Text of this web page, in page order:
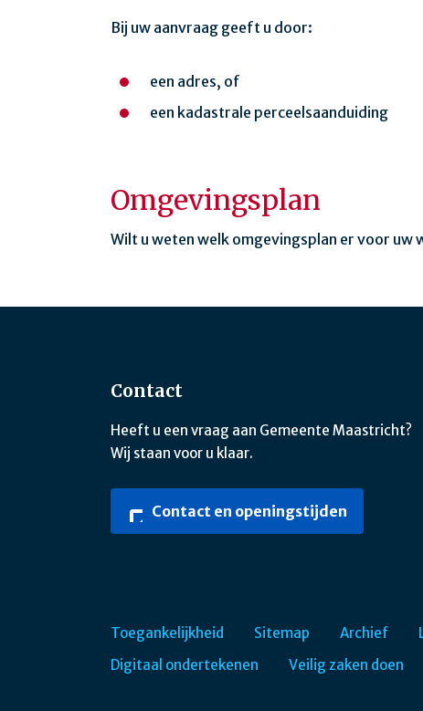
Bij uw aanvraag geeft u door:
een adres, of
een kadastrale perceelsaanduiding
Omgevingsplan
Wilt u weten welk omgevingsplan er voor uw
Contact
Heeft u een vraag aan Gemeente Maastricht?
Wij staan voor u klaar.
Contact en openingstijden
Toegankelijkheid Sitemap Archief
Digitaal ondertekenen
Veilig zaken doen